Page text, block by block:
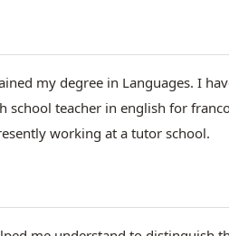
my degree in Languages. I
school teacher in english for
working at a tutor school.